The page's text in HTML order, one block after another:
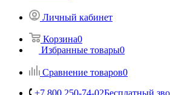
Личный кабинет
Корзина0
Избранные товары0
Сравнение товаров0
+7 800 250-74-02Бесплатный